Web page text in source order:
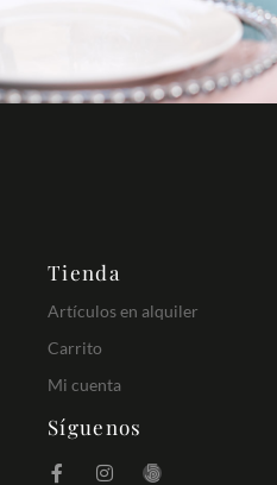
Tienda
Artículos en alquiler
Carrito
Mi cuenta
Síguenos